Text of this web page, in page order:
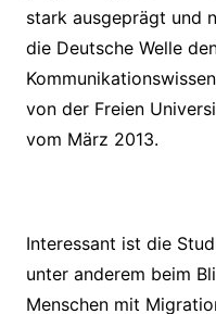
stark ausgeprägt und
die Deutsche Welle
von der Freien
vom März 2013.
Interessant ist die
unter anderem beim
Menschen mit